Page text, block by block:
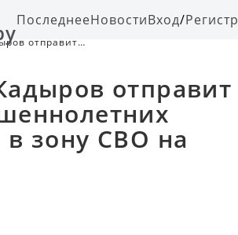
ПоследнееНовостиВход/
отправит
отправит
зону СВО на